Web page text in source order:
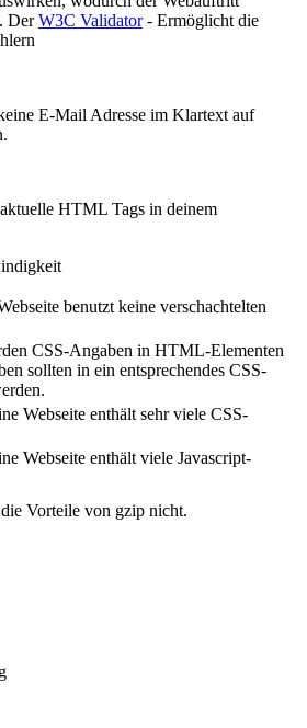
DerW3C Validator- Ermöglicht die
E-Mail Adresse im Klartext auf
HTML Tags in deinem
benutzt keine verschachtelten
CSS-Angaben in HTML-Elementen
sollten in ein entsprechendes CSS-
Webseite enthält sehr viele CSS-
Webseite enthält viele Javascript-
Vorteile von gzip nicht.